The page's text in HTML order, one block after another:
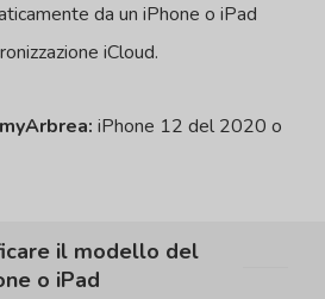
da un iPhone o iPad
iCloud.
iPhone 12 del 2020 o
il modello del
o iPad